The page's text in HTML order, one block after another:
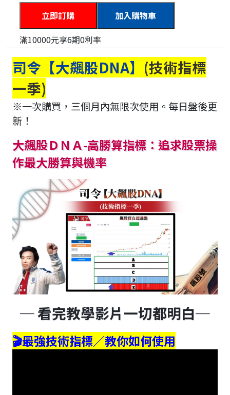
加入購物車
滿10000元享6期0利率
司令【大飆股DNA】 (技術指標
一季)
※一次購買，三個月內無限次使用。每日盤後更
新！
大飆股ＤＮＡ-高勝算指標：追求股票操
作最大勝算與機率
─ 看完教學影片一切都明白─
🎬最強技術指標／教你如何使用